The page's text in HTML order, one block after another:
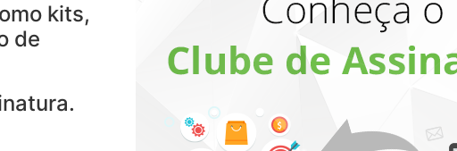
kits,
de